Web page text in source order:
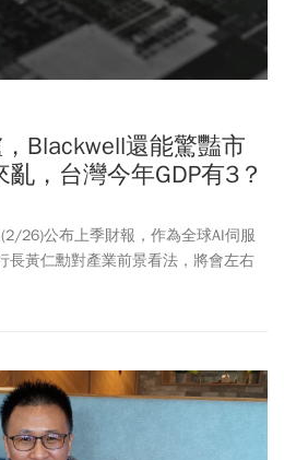
Blackwell還能驚豔市
，台灣今年GDP有3？
26)公布上季財報，作為全球AI伺服
長黃仁勳對產業前景看法，將會左右
AI伺服器供應鏈坦言，Blackwell延
蘋果AI手機開賣！ iPhone 16e能否獲